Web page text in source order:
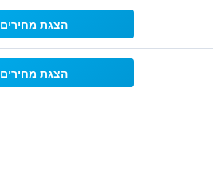
הצגת מחירים
הצגת מחירים